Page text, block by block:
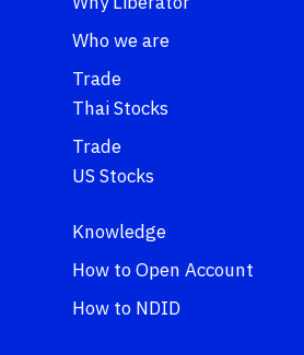
Who we are
Trade
Thai Stocks
Trade
US Stocks
Knowledge
How to Open Account
How to NDID